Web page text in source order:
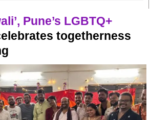
Pune’s LGBTQ+
togetherness